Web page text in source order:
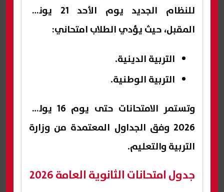
للنظام الجديد يوم الأحد 21 يونيو
المقبل، حيث يؤدي الطلاب امتحاني:
التربية الدينية.
التربية الوطنية.
وتستمر الامتحانات حتى يوم 16 يوليو
2026 وفق الجداول المعتمدة من وزارة
التربية والتعليم.
جدول امتحانات الثانوية العامة 2026